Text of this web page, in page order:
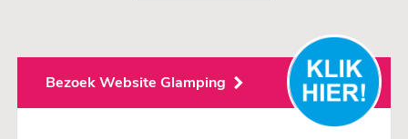
Bezoek Website Glamping